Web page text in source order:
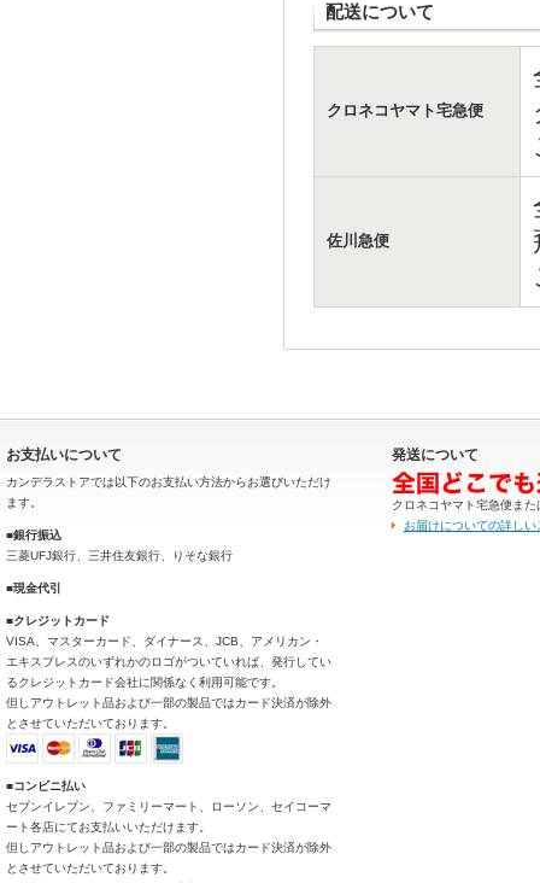
配送について
クロネコヤマト宅急便
佐川急便
お支払いについて
カンデラストアでは以下のお支払い方法からお選びいただけ
ます。
■銀行振込
三菱UFJ銀行、三井住友銀行、りそな銀行
■現金代引
■クレジットカード
VISA、マスターカード、ダイナース、JCB、アメリカン・
エキスプレスのいずれかのロゴがついていれば、発行してい
るクレジットカード会社に関係なく利用可能です。
但しアウトレット品および一部の製品ではカード決済が除外
とさせていただいております。
■コンビニ払い
セブンイレブン、ファミリーマート、ローソン、セイコーマ
ート各店にてお支払いいただけます。
但しアウトレット品および一部の製品ではカード決済が除外
とさせていただいております。
発送について
クロネコヤマト宅急便ま
お届けについての詳し